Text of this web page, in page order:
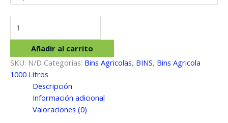
Almacenaje
Litros
cantidad
Añadir al carrito
SKU: N/D Categorías: Bins Agricolas, BINS, Bins Agricola
1000 Litros
Descripción
Información adicional
Valoraciones (0)